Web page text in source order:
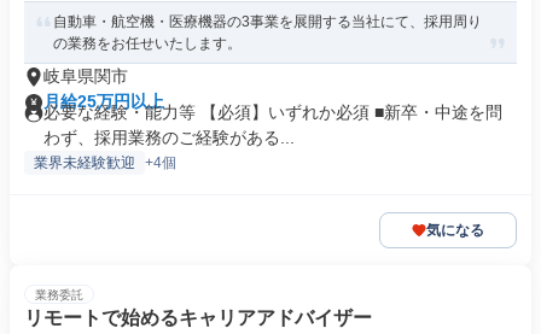
自動車・航空機・医療機器の3事業を展開する当社にて、採用周り
の業務をお任せいたします。
岐阜県関市
月給25万円以上
必要な経験・能力等 【必須】いずれか必須 ■新卒・中途を問
わず、採用業務のご経験がある...
業界未経験歓迎 +4個
気になる
業務委託
リモートで始めるキャリアアドバイザー